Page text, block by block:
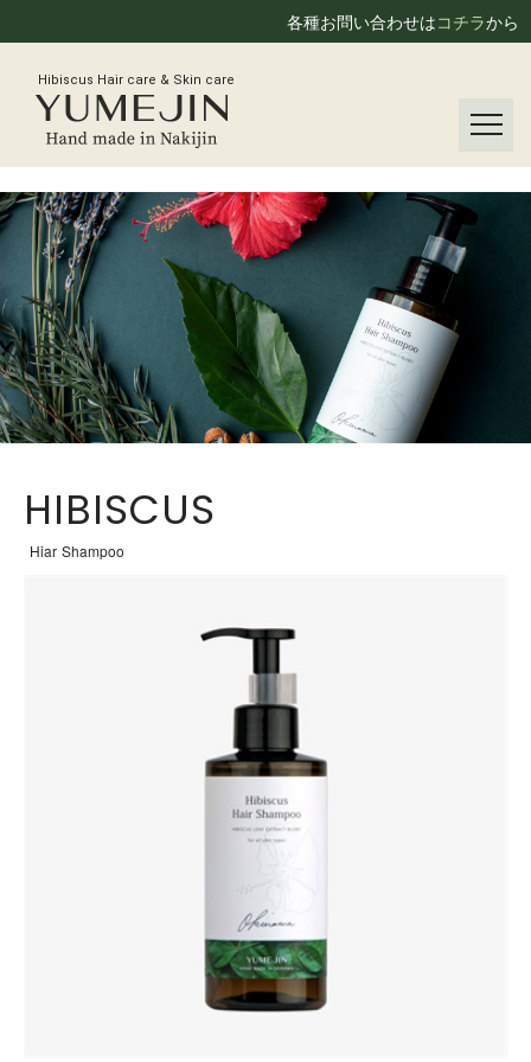
各種お問い合わせはコチラから
Hibiscus Hair care & Skin care
HIBISCUS
Hiar Shampoo